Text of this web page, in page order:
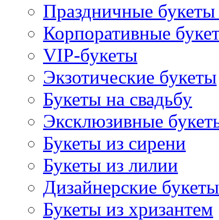
Праздничные букеты
Корпоративные
VIP-букеты
Экзотические букеты
Букеты на свадьбу
Эксклюзивные
Букеты из сирени
Букеты из лилии
Дизайнерские
Букеты из хризантем